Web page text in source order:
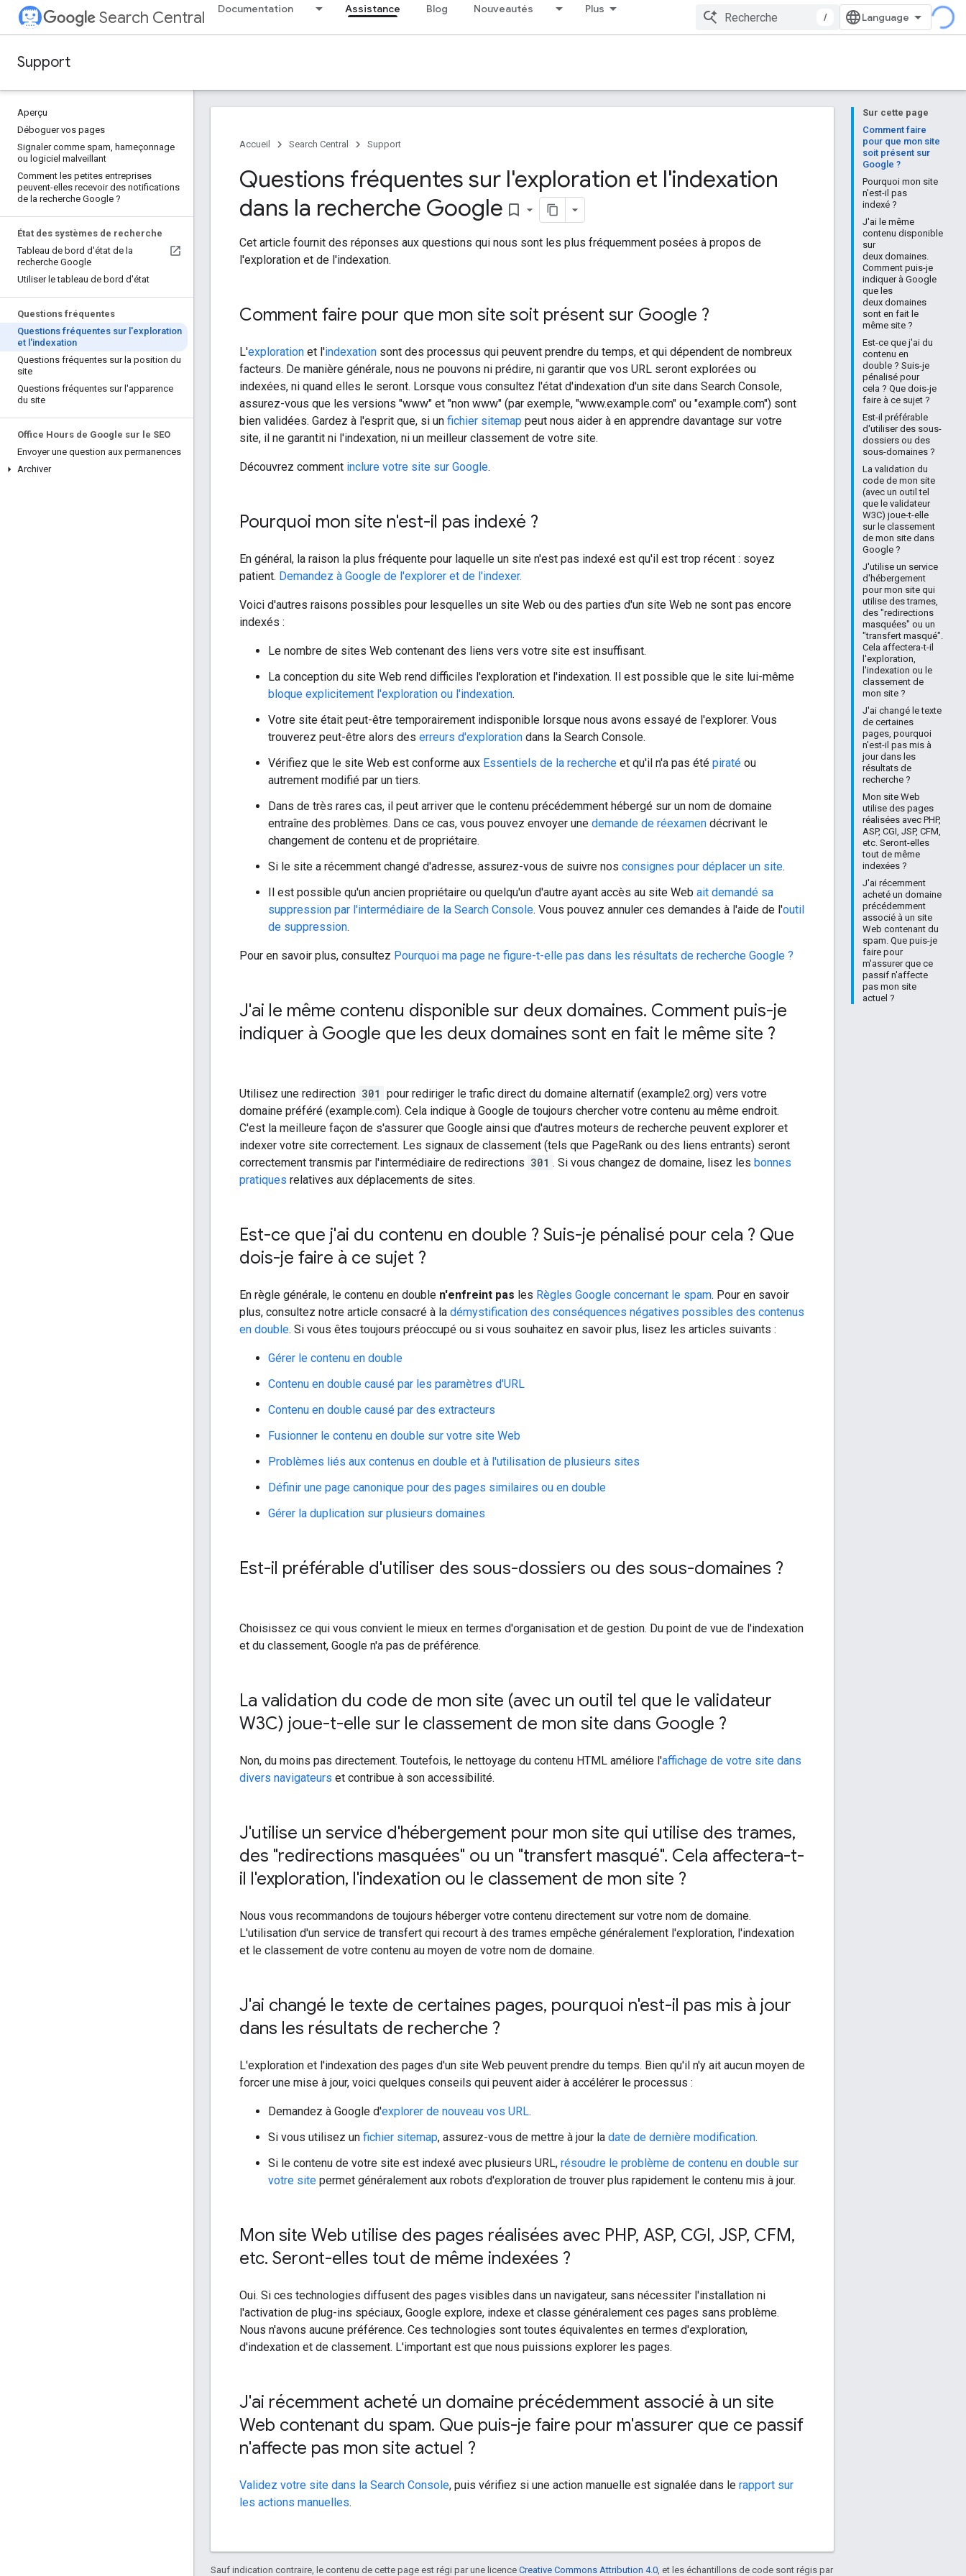
Search Central Documentation Assistance Blog Nouveautés Plus
/
Support
Aperçu
Déboguer vos pages
Signaler comme spam, hameçonnage
ou logiciel malveillant
Comment les petites entreprises
peuvent-elles recevoir des notifications
de la recherche Google ?
État des systèmes de recherche
Tableau de bord d'état de la
recherche Google
Utiliser le tableau de bord d'état
Questions fréquentes
Questions fréquentes sur l'exploration
et l'indexation
Questions fréquentes sur la position du
site
Questions fréquentes sur l'apparence
du site
Office Hours de Google sur le SEO
Envoyer une question aux permanences
Archiver
Sur cette page
Comment faire
pour que mon site
soit présent sur
Google ?
Pourquoi mon site
n'est-il pas
indexé ?
J'ai le même
contenu disponible
sur
deux domaines.
Comment puis-je
indiquer à Google
que les
deux domaines
sont en fait le
même site ?
Est-ce que j'ai du
contenu en
double ? Suis-je
pénalisé pour
cela ? Que dois-je
faire à ce sujet ?
Est-il préférable
d'utiliser des sous-
dossiers ou des
sous-domaines ?
La validation du
code de mon site
(avec un outil tel
que le validateur
W3C) joue-t-elle
sur le classement
de mon site dans
Google ?
J'utilise un service
d'hébergement
pour mon site qui
utilise des trames,
des "redirections
masquées" ou un
"transfert masqué".
Cela affectera-t-il
l'exploration,
l'indexation ou le
classement de
mon site ?
J'ai changé le texte
de certaines
pages, pourquoi
n'est-il pas mis à
jour dans les
résultats de
recherche ?
Mon site Web
utilise des pages
réalisées avec PHP,
ASP, CGI, JSP, CFM,
etc. Seront-elles
tout de même
indexées ?
J'ai récemment
acheté un domaine
précédemment
associé à un site
Web contenant du
spam. Que puis-je
faire pour
m'assurer que ce
passif n'affecte
pas mon site
actuel ?
Accueil Search Central Support
Questions fréquentes sur l'exploration et l'indexation
dans la recherche Google bookmark_border
Cet article fournit des réponses aux questions qui nous sont les plus fréquemment posées à propos de
l'exploration et de l'indexation.
Comment faire pour que mon site soit présent sur Google ?
L'exploration et l'indexation sont des processus qui peuvent prendre du temps, et qui dépendent de nombreux
facteurs. De manière générale, nous ne pouvons ni prédire, ni garantir que vos URL seront explorées ou
indexées, ni quand elles le seront. Lorsque vous consultez l'état d'indexation d'un site dans Search Console,
assurez-vous que les versions "www" et "non www" (par exemple, "www.example.com" ou "example.com") sont
bien validées. Gardez à l'esprit que, si un fichier sitemap peut nous aider à en apprendre davantage sur votre
site, il ne garantit ni l'indexation, ni un meilleur classement de votre site.
Découvrez comment inclure votre site sur Google.
Pourquoi mon site n'est-il pas indexé ?
En général, la raison la plus fréquente pour laquelle un site n'est pas indexé est qu'il est trop récent : soyez
patient. Demandez à Google de l'explorer et de l'indexer.
Voici d'autres raisons possibles pour lesquelles un site Web ou des parties d'un site Web ne sont pas encore
indexés :
Le nombre de sites Web contenant des liens vers votre site est insuffisant.
La conception du site Web rend difficiles l'exploration et l'indexation. Il est possible que le site lui-même
bloque explicitement l'exploration ou l'indexation.
Votre site était peut-être temporairement indisponible lorsque nous avons essayé de l'explorer. Vous
trouverez peut-être alors des erreurs d'exploration dans la Search Console.
Vérifiez que le site Web est conforme aux Essentiels de la recherche et qu'il n'a pas été piraté ou
autrement modifié par un tiers.
Dans de très rares cas, il peut arriver que le contenu précédemment hébergé sur un nom de domaine
entraîne des problèmes. Dans ce cas, vous pouvez envoyer une demande de réexamen décrivant le
changement de contenu et de propriétaire.
Si le site a récemment changé d'adresse, assurez-vous de suivre nos consignes pour déplacer un site.
Il est possible qu'un ancien propriétaire ou quelqu'un d'autre ayant accès au site Web ait demandé sa
suppression par l'intermédiaire de la Search Console. Vous pouvez annuler ces demandes à l'aide de l'outil
de suppression.
Pour en savoir plus, consultez Pourquoi ma page ne figure-t-elle pas dans les résultats de recherche Google ?
J'ai le même contenu disponible sur deux domaines. Comment puis-je
indiquer à Google que les deux domaines sont en fait le même site ?
Utilisez une redirection 301 pour rediriger le trafic direct du domaine alternatif (example2.org) vers votre
domaine préféré (example.com). Cela indique à Google de toujours chercher votre contenu au même endroit.
C'est la meilleure façon de s'assurer que Google ainsi que d'autres moteurs de recherche peuvent explorer et
indexer votre site correctement. Les signaux de classement (tels que PageRank ou des liens entrants) seront
correctement transmis par l'intermédiaire de redirections 301 . Si vous changez de domaine, lisez les bonnes
pratiques relatives aux déplacements de sites.
Est-ce que j'ai du contenu en double ? Suis-je pénalisé pour cela ? Que
dois-je faire à ce sujet ?
En règle générale, le contenu en double n'enfreint pas les Règles Google concernant le spam. Pour en savoir
plus, consultez notre article consacré à la démystification des conséquences négatives possibles des contenus
en double. Si vous êtes toujours préoccupé ou si vous souhaitez en savoir plus, lisez les articles suivants :
Gérer le contenu en double
Contenu en double causé par les paramètres d'URL
Contenu en double causé par des extracteurs
Fusionner le contenu en double sur votre site Web
Problèmes liés aux contenus en double et à l'utilisation de plusieurs sites
Définir une page canonique pour des pages similaires ou en double
Gérer la duplication sur plusieurs domaines
Est-il préférable d'utiliser des sous-dossiers ou des sous-domaines ?
Choisissez ce qui vous convient le mieux en termes d'organisation et de gestion. Du point de vue de l'indexation
et du classement, Google n'a pas de préférence.
La validation du code de mon site (avec un outil tel que le validateur
W3C) joue-t-elle sur le classement de mon site dans Google ?
Non, du moins pas directement. Toutefois, le nettoyage du contenu HTML améliore l'affichage de votre site dans
divers navigateurs et contribue à son accessibilité.
J'utilise un service d'hébergement pour mon site qui utilise des trames,
des "redirections masquées" ou un "transfert masqué". Cela affectera-t-
il l'exploration, l'indexation ou le classement de mon site ?
Nous vous recommandons de toujours héberger votre contenu directement sur votre nom de domaine.
L'utilisation d'un service de transfert qui recourt à des trames empêche généralement l'exploration, l'indexation
et le classement de votre contenu au moyen de votre nom de domaine.
J'ai changé le texte de certaines pages, pourquoi n'est-il pas mis à jour
dans les résultats de recherche ?
L'exploration et l'indexation des pages d'un site Web peuvent prendre du temps. Bien qu'il n'y ait aucun moyen de
forcer une mise à jour, voici quelques conseils qui peuvent aider à accélérer le processus :
Demandez à Google d'explorer de nouveau vos URL.
Si vous utilisez un fichier sitemap, assurez-vous de mettre à jour la date de dernière modification.
Si le contenu de votre site est indexé avec plusieurs URL, résoudre le problème de contenu en double sur
votre site permet généralement aux robots d'exploration de trouver plus rapidement le contenu mis à jour.
Mon site Web utilise des pages réalisées avec PHP, ASP, CGI, JSP, CFM,
etc. Seront-elles tout de même indexées ?
Oui. Si ces technologies diffusent des pages visibles dans un navigateur, sans nécessiter l'installation ni
l'activation de plug-ins spéciaux, Google explore, indexe et classe généralement ces pages sans problème.
Nous n'avons aucune préférence. Ces technologies sont toutes équivalentes en termes d'exploration,
d'indexation et de classement. L'important est que nous puissions explorer les pages.
J'ai récemment acheté un domaine précédemment associé à un site
Web contenant du spam. Que puis-je faire pour m'assurer que ce passif
n'affecte pas mon site actuel ?
Validez votre site dans la Search Console, puis vérifiez si une action manuelle est signalée dans le rapport sur
les actions manuelles.
Sauf indication contraire, le contenu de cette page est régi par une licence Creative Commons Attribution 4.0 , et les échantillons de code sont régis par